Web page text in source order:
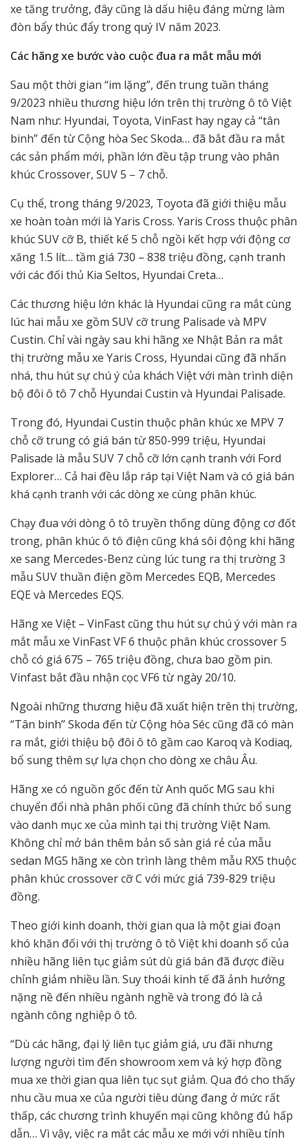
xe tăng trưởng, đây cũng là dấu hiệu đáng mừng làm
đòn bẩy thúc đẩy trong quý IV năm 2023.
Các hãng xe bước vào cuộc đua ra mắt mẫu mới
Sau một thời gian “im lặng”, đến trung tuần tháng
9/2023 nhiều thương hiệu lớn trên thị trường ô tô Việt
Nam như: Hyundai, Toyota, VinFast hay ngay cả “tân
binh” đến từ Cộng hòa Sec Skoda… đã bắt đầu ra mắt
các sản phẩm mới, phần lớn đều tập trung vào phân
khúc Crossover, SUV 5 – 7 chỗ.
Cụ thể, trong tháng 9/2023, Toyota đã giới thiệu mẫu
xe hoàn toàn mới là Yaris Cross. Yaris Cross thuộc phân
khúc SUV cỡ B, thiết kế 5 chỗ ngồi kết hợp với động cơ
xăng 1.5 lít… tầm giá 730 – 838 triệu đồng, cạnh tranh
với các đối thủ Kia Seltos, Hyundai Creta…
Các thương hiệu lớn khác là Hyundai cũng ra mắt cùng
lúc hai mẫu xe gồm SUV cỡ trung Palisade và MPV
Custin. Chỉ vài ngày sau khi hãng xe Nhật Bản ra mắt
thị trường mẫu xe Yaris Cross, Hyundai cũng đã nhấn
nhá, thu hút sự chú ý của khách Việt với màn trình diện
bộ đôi ô tô 7 chỗ Hyundai Custin và Hyundai Palisade.
Trong đó, Hyundai Custin thuộc phân khúc xe MPV 7
chỗ cỡ trung có giá bán từ 850-999 triệu, Hyundai
Palisade là mẫu SUV 7 chỗ cỡ lớn cạnh tranh với Ford
Explorer… Cả hai đều lắp ráp tại Việt Nam và có giá bán
khá cạnh tranh với các dòng xe cùng phân khúc.
Chạy đua với dòng ô tô truyền thống dùng động cơ đốt
trong, phân khúc ô tô điện cũng khá sôi động khi hãng
xe sang Mercedes-Benz cùng lúc tung ra thị trường 3
mẫu SUV thuần điện gồm Mercedes EQB, Mercedes
EQE và Mercedes EQS.
Hãng xe Việt – VinFast cũng thu hút sự chú ý với màn ra
mắt mẫu xe VinFast VF 6 thuộc phân khúc crossover 5
chỗ có giá 675 – 765 triệu đồng, chưa bao gồm pin.
Vinfast bắt đầu nhận cọc VF6 từ ngày 20/10.
Ngoài những thương hiệu đã xuất hiện trên thị trường,
“Tân binh” Skoda đến từ Cộng hòa Séc cũng đã có màn
ra mắt, giới thiệu bộ đôi ô tô gầm cao Karoq và Kodiaq,
bổ sung thêm sự lựa chọn cho dòng xe châu Âu.
Hãng xe có nguồn gốc đến từ Anh quốc MG sau khi
chuyển đổi nhà phân phối cũng đã chính thức bổ sung
vào danh mục xe của mình tại thị trường Việt Nam.
Không chỉ mở bán thêm bản số sàn giá rẻ của mẫu
sedan MG5 hãng xe còn trình làng thêm mẫu RX5 thuộc
phân khúc crossover cỡ C với mức giá 739-829 triệu
đồng.
Theo giới kinh doanh, thời gian qua là một giai đoạn
khó khăn đối với thị trường ô tô Việt khi doanh số của
nhiều hãng liên tục giảm sút dù giá bán đã được điều
chỉnh giảm nhiều lần. Suy thoái kinh tế đã ảnh hưởng
nặng nề đến nhiều ngành nghề và trong đó là cả
ngành công nghiệp ô tô.
“Dù các hãng, đại lý liên tục giảm giá, ưu đãi nhưng
lượng người tìm đến showroom xem và ký hợp đồng
mua xe thời gian qua liên tục sụt giảm. Qua đó cho thấy
nhu cầu mua xe của người tiêu dùng đang ở mức rất
thấp, các chương trình khuyến mại cũng không đủ hấp
dẫn… Vì vậy, việc ra mắt các mẫu xe mới với nhiều tính